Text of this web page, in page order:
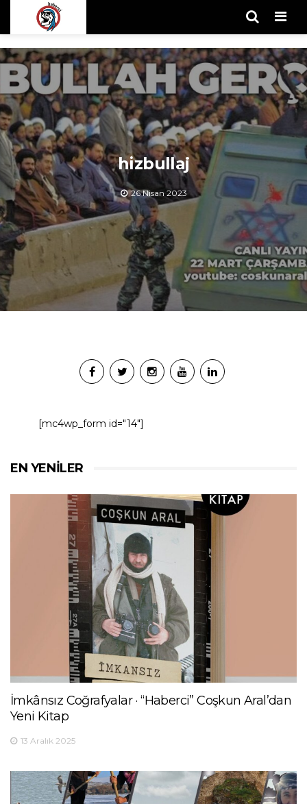
hizbullaj
26 Nisan 2023
[mc4wp_form id="14"]
EN YENILER
İmkânsız Coğrafyalar · “Haberci” Coşkun Aral’dan
Yeni Kitap
13 Aralık 2025